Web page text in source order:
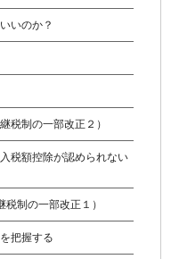
いのか？
税制の一部改正２）
税額控除が認められない
制の一部改正１）
把握する